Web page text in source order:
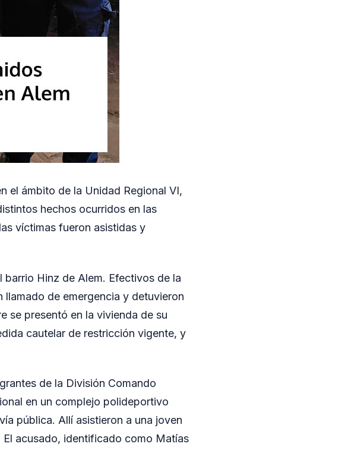
el ámbito de la Unidad Regional VI,
hechos ocurridos en las
víctimas fueron asistidas y
barrio Hinz de Alem. Efectivos de la
de emergencia y detuvieron
se presentó en la vivienda de su
cautelar de restricción vigente, y
de la División Comando
en un complejo polideportivo
pública. Allí asistieron a una joven
acusado, identificado como Matías